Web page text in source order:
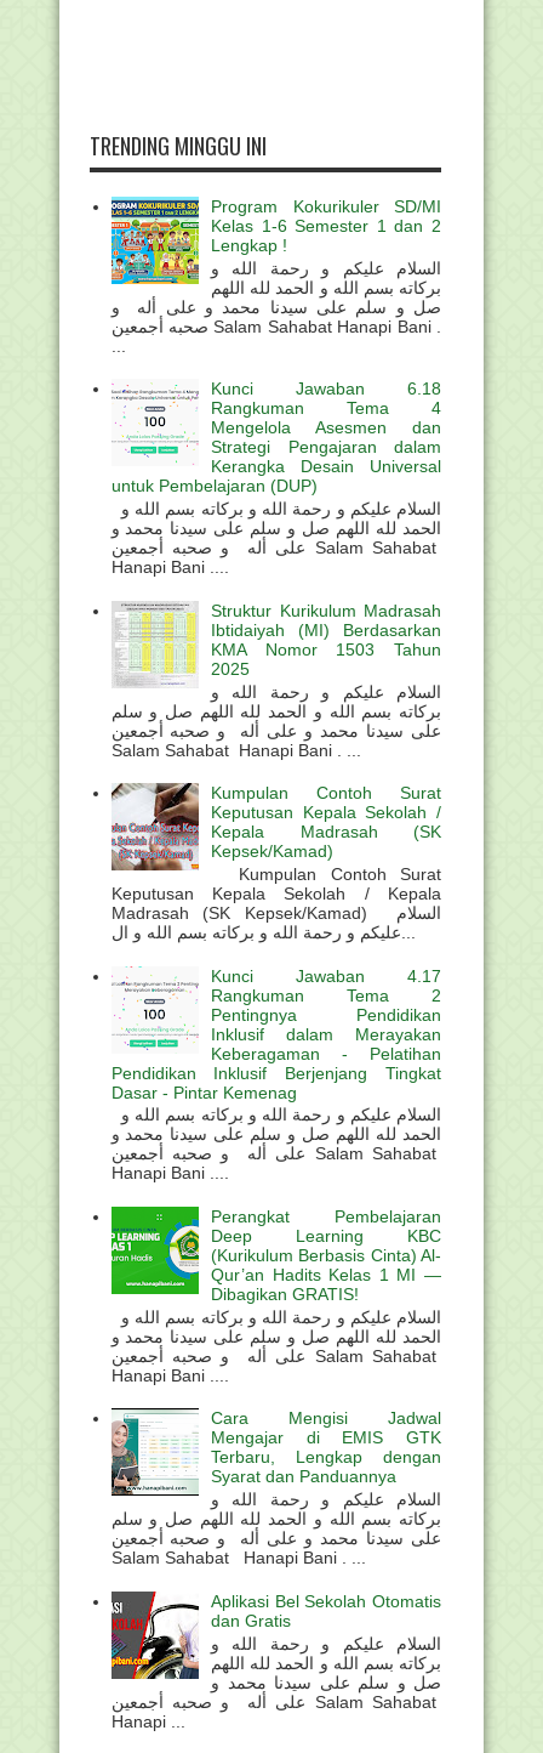
TRENDING MINGGU INI
Program Kokurikuler SD/MI
Kelas 1-6 Semester 1 dan 2
Lengkap !
السلام عليكم و رحمة الله و
بركاته بسم الله و الحمد لله اللهم
صل و سلم على سيدنا محمد و على أله و
صحبه أجمعين Salam Sahabat Hanapi Bani .
Kunci Jawaban 6.18
Rangkuman Tema 4
Mengelola Asesmen dan
Strategi Pengajaran dalam
Kerangka Desain Universal
untuk Pembelajaran (DUP)
الحمد لله اللهم صل و سلم على سيدنا محمد و
على أله و صحبه أجمعين Salam Sahabat
Hanapi Bani ....
Struktur Kurikulum Madrasah
Ibtidaiyah (MI) Berdasarkan
KMA Nomor 1503 Tahun
2025
السلام عليكم و رحمة الله و
بركاته بسم الله و الحمد لله اللهم صل و سلم
على سيدنا محمد و على أله و صحبه أجمعين
Salam Sahabat Hanapi Bani . ...
Kumpulan Contoh Surat
Keputusan Kepala Sekolah /
Kepala Madrasah (SK
Kepsek/Kamad)
Kumpulan Contoh Surat
Keputusan Kepala Sekolah / Kepala
Madrasah (SK Kepsek/Kamad) السلام
Kunci Jawaban 4.17
Rangkuman Tema 2
Pentingnya Pendidikan
Inklusif dalam Merayakan
Keberagaman - Pelatihan
Pendidikan Inklusif Berjenjang Tingkat
Dasar - Pintar Kemenag
الحمد لله اللهم صل و سلم على سيدنا محمد و
على أله و صحبه أجمعين Salam Sahabat
Hanapi Bani ....
Perangkat Pembelajaran
Deep Learning KBC
(Kurikulum Berbasis Cinta) Al-
Qur’an Hadits Kelas 1 MI —
Dibagikan GRATIS!
الحمد لله اللهم صل و سلم على سيدنا محمد و
على أله و صحبه أجمعين Salam Sahabat
Hanapi Bani ....
Cara Mengisi Jadwal
Mengajar di EMIS GTK
Terbaru, Lengkap dengan
Syarat dan Panduannya
السلام عليكم و رحمة الله و
بركاته بسم الله و الحمد لله اللهم صل و سلم
على سيدنا محمد و على أله و صحبه أجمعين
Salam Sahabat Hanapi Bani . ...
Aplikasi Bel Sekolah Otomatis
dan Gratis
السلام عليكم و رحمة الله و
بركاته بسم الله و الحمد لله اللهم
صل و سلم على سيدنا محمد و
على أله و صحبه أجمعين Salam Sahabat
Hanapi ...